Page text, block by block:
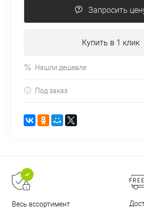
Запросить
Купить в 1 клик
Нашли дешевле
Под заказ
Весь ассортимент